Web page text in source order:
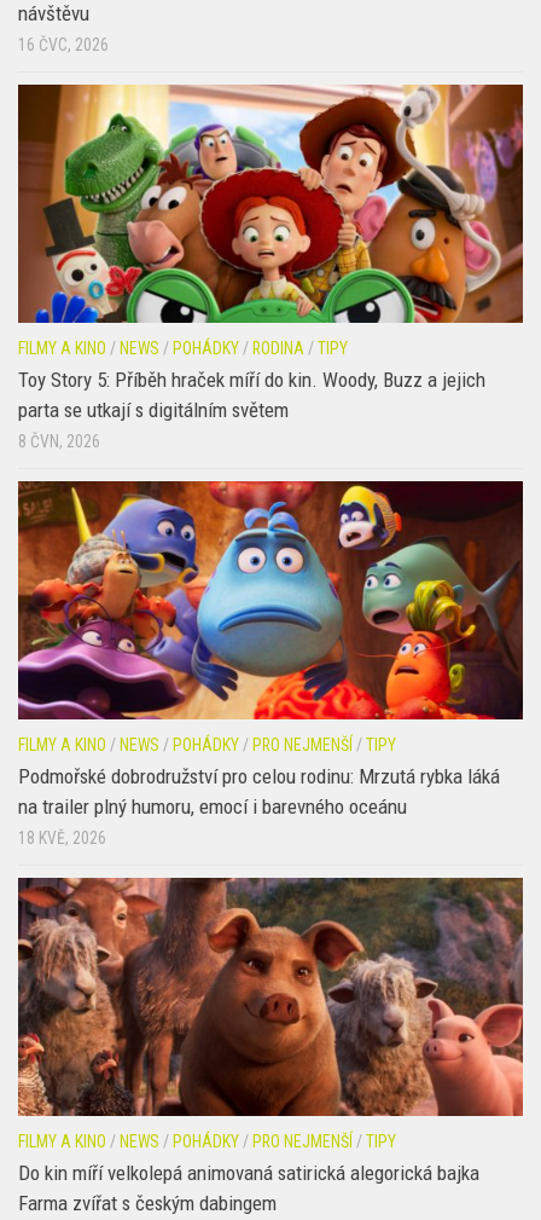
návštěvu
16 ČVC, 2026
FILMY A KINO / NEWS / POHÁDKY / RODINA /TIPY
Toy Story 5: Příběh hraček míří do kin. Woody, Buzz a jejich
parta se utkají s digitálním světem
8 ČVN, 2026
FILMY A KINO / NEWS / POHÁDKY / PRO NEJMENŠÍ /TIPY
Podmořské dobrodružství pro celou rodinu: Mrzutá rybka láká
na trailer plný humoru, emocí i barevného oceánu
18 KVĚ, 2026
FILMY A KINO / NEWS / POHÁDKY / PRO NEJMENŠÍ /TIPY
Do kin míří velkolepá animovaná satirická alegorická bajka
Farma zvířat s českým dabingem